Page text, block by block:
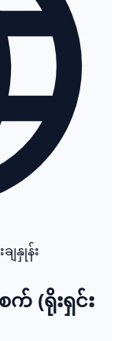
ျနှုန်း
က် (ရိုးရှင်း